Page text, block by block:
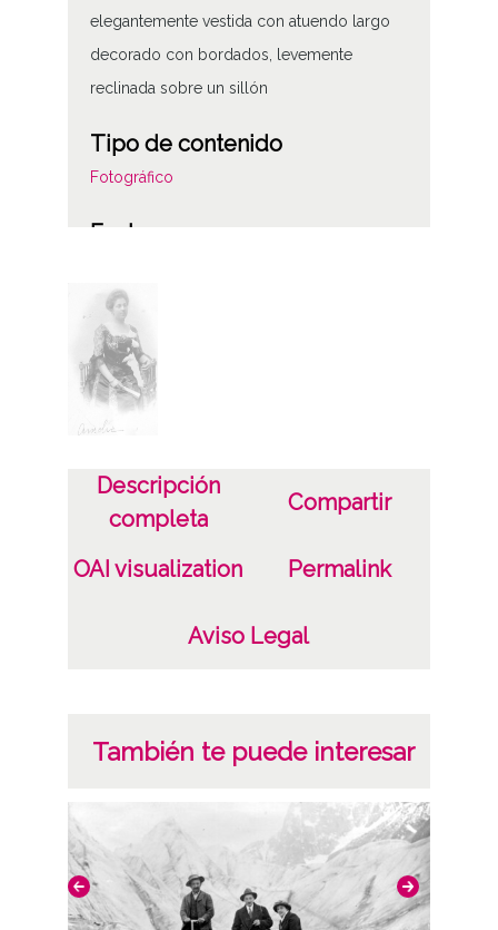
elegantemente vestida con atuendo largo
decorado con bordados, levemente
reclinada sobre un sillón
Tipo de contenido
Fotográfico
Fecha
19001231
1880 a 1900 (Atribuida)
Notas
Internegativo: IBA-IN-001-118
Positivo original:ATHA-IBA-PP-003-118
CC BY-NC-SA 4.0
Descripción
completa
Compartir
OAI visualization Permalink
Aviso Legal
También te puede interesar